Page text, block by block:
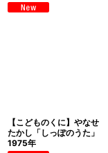
【こどものくに】やなせ
たかし「しっぽのうた」
1975年